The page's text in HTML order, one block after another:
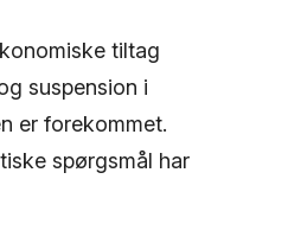
tiltag
suspension i
er forekommet.
spørgsmål har